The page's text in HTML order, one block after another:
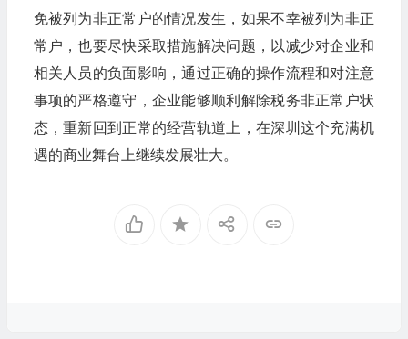
免被列为非正常户的情况发生，如果不幸被列为非正
常户，也要尽快采取措施解决问题，以减少对企业和
相关人员的负面影响，通过正确的操作流程和对注意
事项的严格遵守，企业能够顺利解除税务非正常户状
态，重新回到正常的经营轨道上，在深圳这个充满机
遇的商业舞台上继续发展壮大。